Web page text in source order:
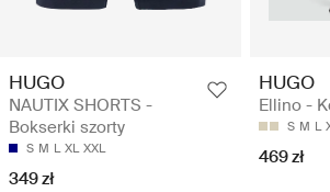
HUGO
NAUTIX SHORTS -
Bokserki szorty
S M L XL XXL
349 zł
HUGO
Ellino -
S M L
469 zł